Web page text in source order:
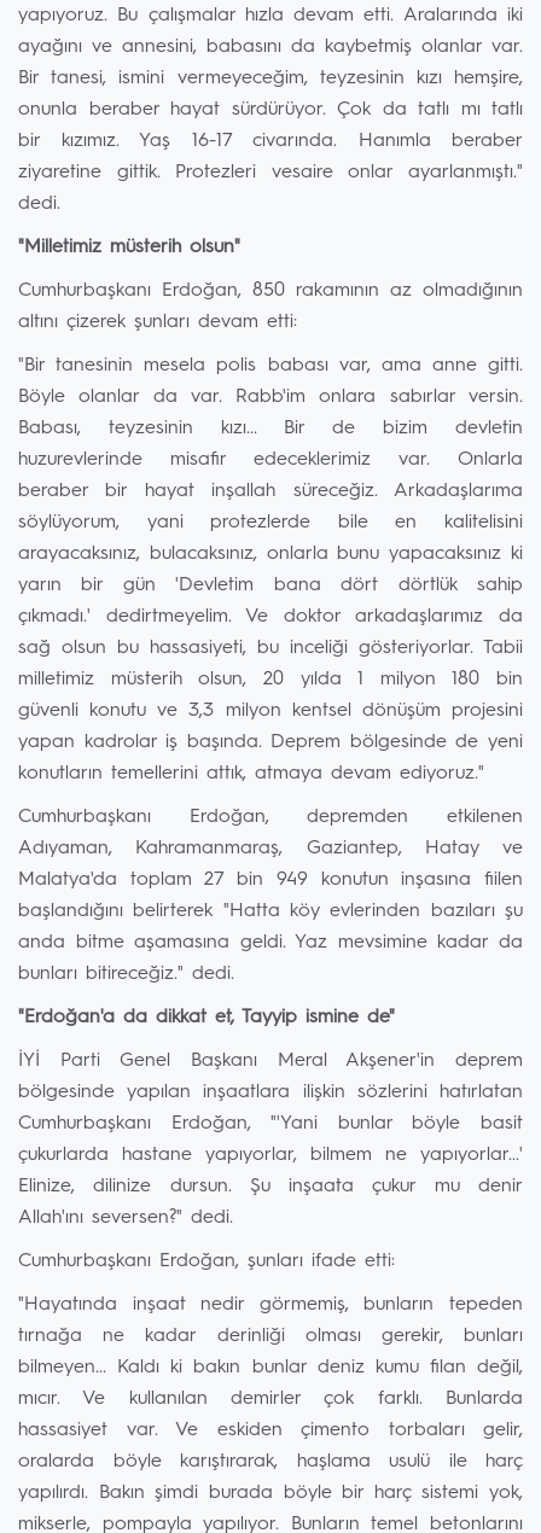
yapıyoruz. Bu çalışmalar hızla devam etti. Aralarında iki
ayağını ve annesini, babasını da kaybetmiş olanlar var.
Bir tanesi, ismini vermeyeceğim, teyzesinin kızı hemşire,
onunla beraber hayat sürdürüyor. Çok da tatlı mı tatlı
bir kızımız. Yaş 16-17 civarında. Hanımla beraber
ziyaretine gittik. Protezleri vesaire onlar ayarlanmıştı."
dedi.
"Milletimiz müsterih olsun"
Cumhurbaşkanı Erdoğan, 850 rakamının az olmadığının
altını çizerek şunları devam etti:
"Bir tanesinin mesela polis babası var, ama anne gitti.
Böyle olanlar da var. Rabb'im onlara sabırlar versin.
Babası, teyzesinin kızı... Bir de bizim devletin
huzurevlerinde misafir edeceklerimiz var. Onlarla
beraber bir hayat inşallah süreceğiz. Arkadaşlarıma
söylüyorum, yani protezlerde bile en kalitelisini
arayacaksınız, bulacaksınız, onlarla bunu yapacaksınız ki
yarın bir gün 'Devletim bana dört dörtlük sahip
çıkmadı.' dedirtmeyelim. Ve doktor arkadaşlarımız da
sağ olsun bu hassasiyeti, bu inceliği gösteriyorlar. Tabii
milletimiz müsterih olsun, 20 yılda 1 milyon 180 bin
güvenli konutu ve 3,3 milyon kentsel dönüşüm projesini
yapan kadrolar iş başında. Deprem bölgesinde de yeni
konutların temellerini attık, atmaya devam ediyoruz."
Cumhurbaşkanı Erdoğan, depremden etkilenen
Adıyaman, Kahramanmaraş, Gaziantep, Hatay ve
Malatya'da toplam 27 bin 949 konutun inşasına fiilen
başlandığını belirterek "Hatta köy evlerinden bazıları şu
anda bitme aşamasına geldi. Yaz mevsimine kadar da
bunları bitireceğiz." dedi.
"Erdoğan'a da dikkat et, Tayyip ismine de"
İYİ Parti Genel Başkanı Meral Akşener'in deprem
bölgesinde yapılan inşaatlara ilişkin sözlerini hatırlatan
Cumhurbaşkanı Erdoğan, "'Yani bunlar böyle basit
çukurlarda hastane yapıyorlar, bilmem ne yapıyorlar...'
Elinize, dilinize dursun. Şu inşaata çukur mu denir
Allah'ını seversen?" dedi.
Cumhurbaşkanı Erdoğan, şunları ifade etti:
"Hayatında inşaat nedir görmemiş, bunların tepeden
tırnağa ne kadar derinliği olması gerekir, bunları
bilmeyen... Kaldı ki bakın bunlar deniz kumu filan değil,
mıcır. Ve kullanılan demirler çok farklı. Bunlarda
hassasiyet var. Ve eskiden çimento torbaları gelir,
oralarda böyle karıştırarak, haşlama usulü ile harç
yapılırdı. Bakın şimdi burada böyle bir harç sistemi yok,
mikserle, pompayla yapılıyor. Bunların temel betonlarını